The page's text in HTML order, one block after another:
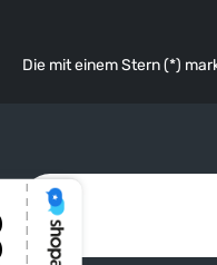
Die mit einem Stern (*)